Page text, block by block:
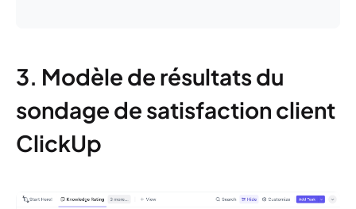
3. Modèle de résultats du
sondage de satisfaction client
ClickUp